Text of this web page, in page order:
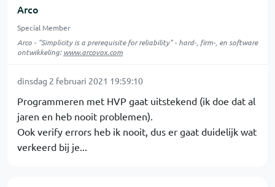
Arco
Special Member
Arco - "Simplicity is a prerequisite for reliability" - hard-, firm-, en software
ontwikkeling:www.arcovox.com
dinsdag 2 februari 2021 19:59:10
Programmeren met HVP gaat uitstekend (ik doe dat al
jaren en heb nooit problemen).
Ook verify errors heb ik nooit, dus er gaat duidelijk wat
verkeerd bij je...